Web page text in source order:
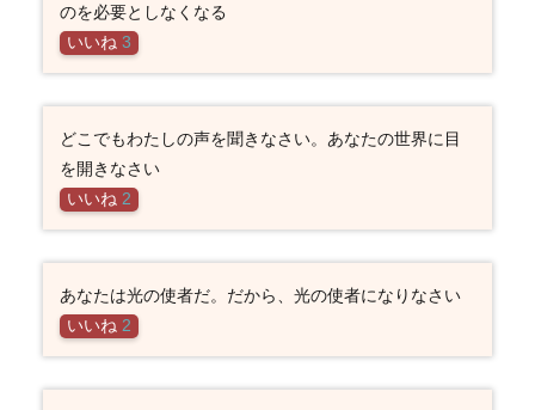
のを必要としなくなる
いいね 3
どこでもわたしの声を聞きなさい。あなたの世界に目
を開きなさい
いいね 2
あなたは光の使者だ。だから、光の使者になりなさい
いいね 2